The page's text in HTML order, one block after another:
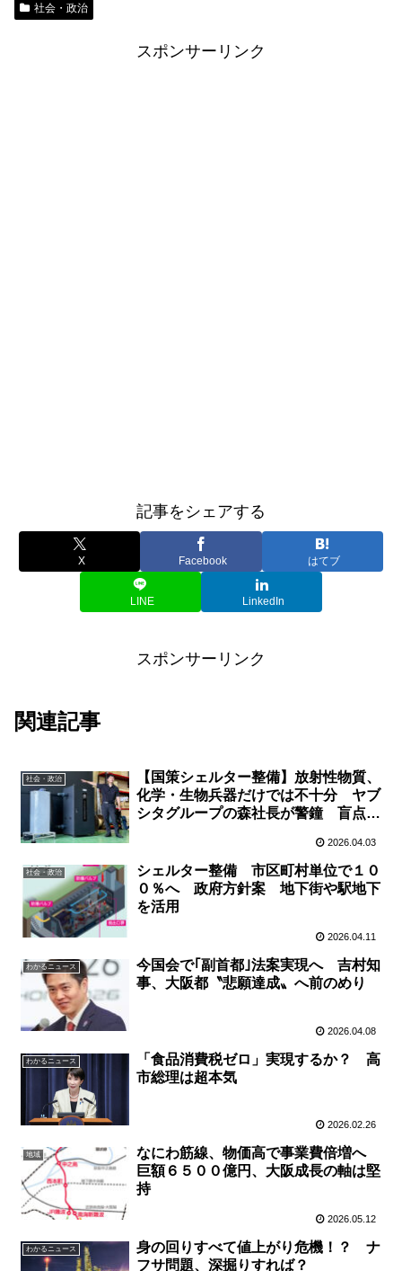
社会・政治
スポンサーリンク
記事をシェアする
X Facebook はてブ
LINE LinkedIn
スポンサーリンク
関連記事
社会・政治
【国策シェルター整備】放射性物質、
化学・生物兵器だけでは不十分 ヤブ
シタグループの森社長が警鐘 盲点は
2026.04.03
社会・政治
シェルター整備 市区町村単位で１０
０％へ 政府方針案 地下街や駅地下
を活用
2026.04.11
わかるニュース
今国会で｢副首都｣法案実現へ 吉村知
事、大阪都〝悲願達成〟へ前のめり
2026.04.08
わかるニュース
「食品消費税ゼロ」実現するか？ 高
市総理は超本気
2026.02.26
地域
なにわ筋線、物価高で事業費倍増へ
巨額６５００億円、大阪成長の軸は堅
持
2026.05.12
わかるニュース
身の回りすべて値上がり危機！？ ナ
フサ問題、深掘りすれば？